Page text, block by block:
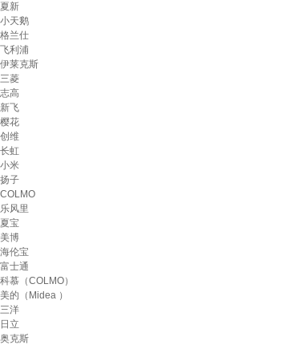
夏新
小天鹅
格兰仕
飞利浦
伊莱克斯
三菱
志高
新飞
樱花
创维
长虹
小米
扬子
COLMO
乐风里
夏宝
美博
海伦宝
富士通
科慕（COLMO）
美的（Midea ）
三洋
日立
奥克斯